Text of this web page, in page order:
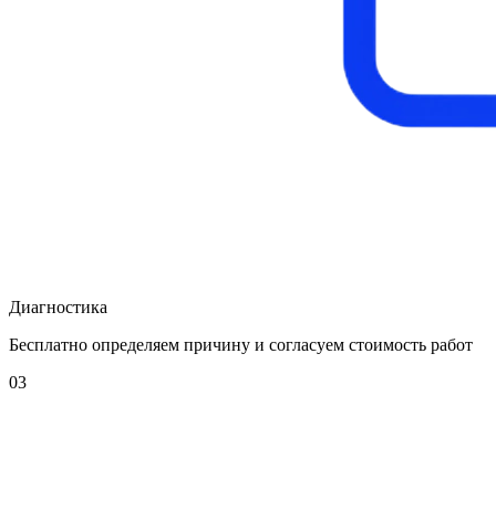
Диагностика
Бесплатно определяем причину и согласуем стоимость работ
03